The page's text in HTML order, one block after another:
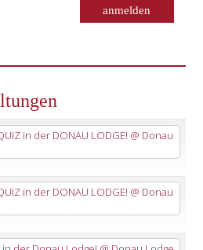
in der DONAU LODGE! @ Donau
in der DONAU LODGE! @ Donau